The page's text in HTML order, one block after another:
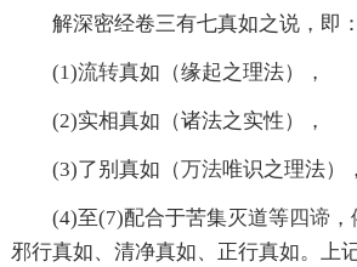
解深密经卷三有七真如之说，即：
(1)流转真如（缘起之理法），
(2)实相真如（诸法之实性），
(3)了别真如（万法唯识之理法），
(4)至(7)配合于苦集灭道等四谛，
邪行真如、清净真如、正行真如。上